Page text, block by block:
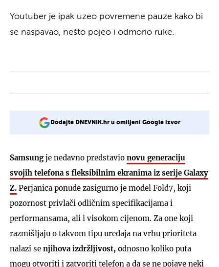
Youtuber je ipak uzeo povremene pauze kako bi
se naspavao, nešto pojeo i odmorio ruke.
Dodajte DNEVNIK.hr u omiljeni Google izvor
Samsungje nedavno predstavio novu generaciju
svojih telefona s fleksibilnim ekranima iz serije Galaxy
Z. Perjanica ponude zasigurno je model Fold7, koji
pozornost privlači odličnim specifikacijama i
performansama, ali i visokom cijenom. Za one koji
razmišljaju o takvom tipu uređaja na vrhu prioriteta
nalazi se njihova izdržljivost, odnosno koliko puta
mogu otvoriti i zatvoriti telefon a da se ne pojave neki